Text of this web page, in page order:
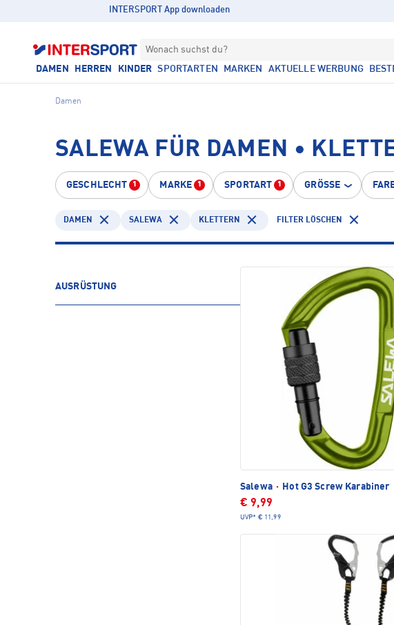
INTERSPORT App downloaden
Wonach suchst du?
DAMEN HERREN KINDER SPORTARTEN MARKEN AKTUELLE WERBUNG
Damen
SALEWA FÜR DAMEN •
GESCHLECHT 1 MARKE 1 SPORTART 1 GRÖSSE
DAMEN SALEWA KLETTERN FILTER LÖSCHEN
AUSRÜSTUNG
Salewa · Hot G3 Screw Karabiner
€ 9,99
UVP* € 11,99